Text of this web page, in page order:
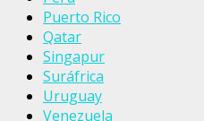
Puerto Rico
Qatar
Singapur
Suráfrica
Uruguay
Venezuela